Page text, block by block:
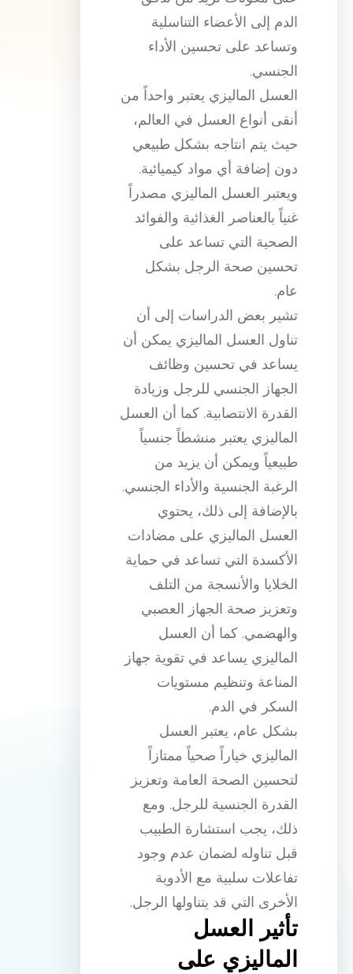
الدم إلى الأعضاء التناسلية
وتساعد على تحسين الأداء
الجنسي.
العسل الماليزي يعتبر واحداً من
أنقى أنواع العسل في العالم،
حيث يتم انتاجه بشكل طبيعي
دون إضافة أي مواد كيميائية.
ويعتبر العسل الماليزي مصدراً
غنياً بالعناصر الغذائية والفوائد
الصحية التي تساعد على
تحسين صحة الرجل بشكل
عام.
تشير بعض الدراسات إلى أن
تناول العسل الماليزي يمكن أن
يساعد في تحسين وظائف
الجهاز الجنسي للرجل وزيادة
القدرة الانتصابية. كما أن العسل
الماليزي يعتبر منشطاً جنسياً
طبيعياً ويمكن أن يزيد من
الرغبة الجنسية والأداء الجنسي.
بالإضافة إلى ذلك، يحتوي
العسل الماليزي على مضادات
الأكسدة التي تساعد في حماية
الخلايا والأنسجة من التلف
وتعزيز صحة الجهاز العصبي
والهضمي. كما أن العسل
الماليزي يساعد في تقوية جهاز
المناعة وتنظيم مستويات
السكر في الدم.
بشكل عام، يعتبر العسل
الماليزي خياراً صحياً ممتازاً
لتحسين الصحة العامة وتعزيز
القدرة الجنسية للرجل. ومع
ذلك، يجب استشارة الطبيب
قبل تناوله لضمان عدم وجود
تفاعلات سلبية مع الأدوية
الأخرى التي قد يتناولها الرجل.
تأثير العسل
الماليزي على